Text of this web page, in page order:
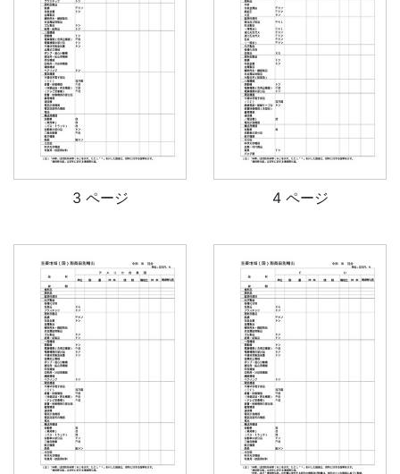
3 ページ 4 ページ